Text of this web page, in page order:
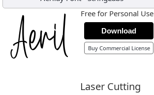
Free for Personal Use
Download
Buy Commercial License
Laser Cutting